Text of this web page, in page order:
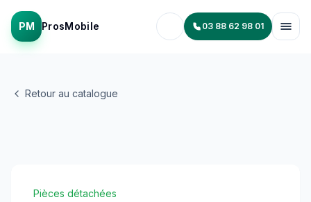
PM ProsMobile 03 88 62 98 01
Retour au catalogue
Pièces détachées